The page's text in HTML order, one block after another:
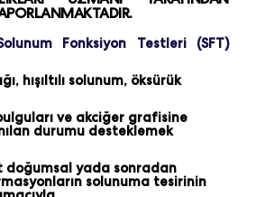
Fonksiyon Testleri (SFT)
hışıltılı solunum, öksürük
ve akciğer grafisine
durumu desteklemek
doğumsal yada sonradan
solunuma tesirinin